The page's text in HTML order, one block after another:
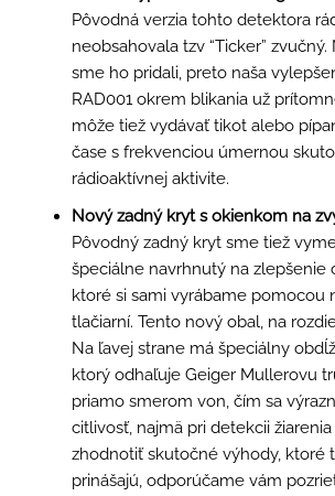
Pôvodná verzia tohto detektora
neobsahovala tzv “Ticker”
sme ho pridali, preto naša
RAD001 okrem blikania už
môže tiež vydávať tikot alebo
čase s frekvenciou úmernou
rádioaktívnej aktivite.
Nový zadný kryt s okienkom na
Pôvodný zadný kryt sme tiež
špeciálne navrhnutý na zlepšenie
ktoré si sami vyrábame pomocou
tlačiarní. Tento nový obal, na
Na ľavej strane má špeciálny
ktorý odhaľuje Geiger Mullerovu
priamo smerom von, čím sa
citlivosť, najmä pri detekcii
zhodnotiť skutočné výhody, ktoré
prinášajú, odporúčame vám